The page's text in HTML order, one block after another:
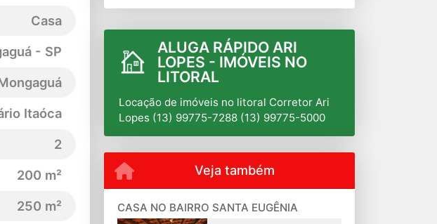
Casa
- SP
Itaóca
2
200 m²
250 m²
ALUGA RÁPIDO ARI
LOPES - IMÓVEIS NO
LITORAL
Locação de imóveis no litoral Corretor Ari
Lopes (13) 99775-7288 (13) 99775-5000
Veja também
CASA NO BAIRRO SANTA EUGÊNIA